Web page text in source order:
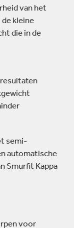
van het
kleine
die in de
semi-
automatische
Smurfit Kappa
voor